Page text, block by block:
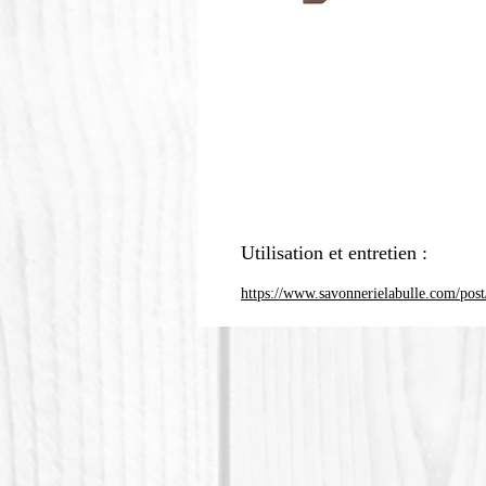
Utilisation et entretien :
https://www.savonnerielabulle.com/